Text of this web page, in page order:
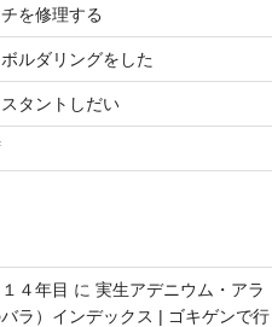
を修理する
ルダリングをした
タントしだい
４年目 に 実生アデニウム・アラ
ラ）インデックス | ゴキゲンで行